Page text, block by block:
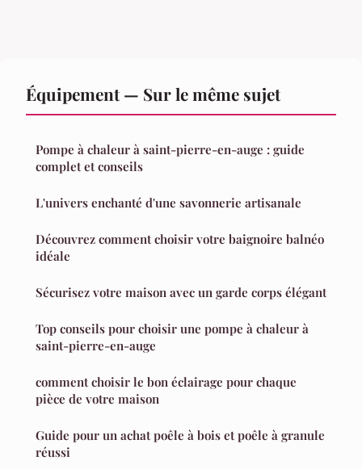
Équipement — Sur le même sujet
Pompe à chaleur à saint-pierre-en-auge : guide
complet et conseils
L'univers enchanté d'une savonnerie artisanale
Découvrez comment choisir votre baignoire balnéo
idéale
Sécurisez votre maison avec un garde corps élégant
Top conseils pour choisir une pompe à chaleur à
saint-pierre-en-auge
comment choisir le bon éclairage pour chaque
pièce de votre maison
Guide pour un achat poêle à bois et poêle à granule
réussi